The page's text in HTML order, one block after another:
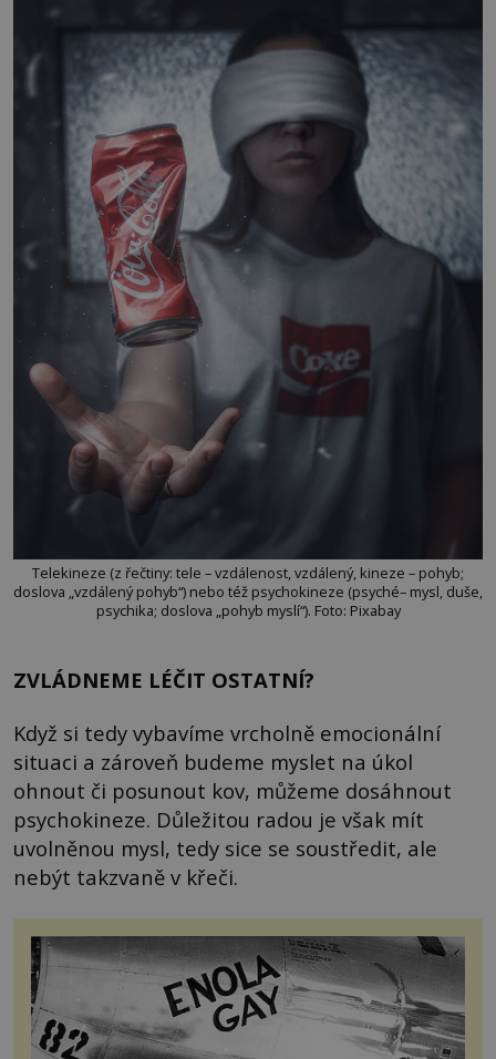
Telekineze (z řečtiny: tele – vzdálenost, vzdálený, kineze – pohyb;
doslova „vzdálený pohyb“) nebo též psychokineze (psyché– mysl, duše,
psychika; doslova „pohyb myslí“). Foto: Pixabay
ZVLÁDNEME LÉČIT OSTATNÍ?
Když si tedy vybavíme vrcholně emocionální
situaci a zároveň budeme myslet na úkol
ohnout či posunout kov, můžeme dosáhnout
psychokineze. Důležitou radou je však mít
uvolněnou mysl, tedy sice se soustředit, ale
nebýt takzvaně v křeči.